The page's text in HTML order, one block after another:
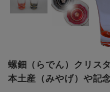
螺鈿（らでん）クリス
本土産（みやげ）や記